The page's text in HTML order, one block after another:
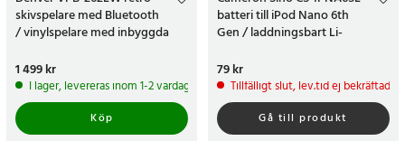
skivspelare med Bluetooth
/ vinylspelare med inbyggda
Pris:1 499 kr
1 499 kr
I lager, levereras inom 1-2 vardagar
Köp
batteri till iPod Nano 6th
Gen / laddningsbart Li-
Pris:
79 kr
Tillfälligt slut, lev.tid ej bekräftad
Gå till produkt